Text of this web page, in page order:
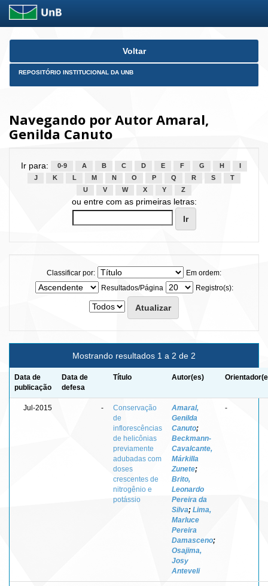
Skip
Voltar
REPOSITÓRIO INSTITUCIONAL DA UNB
Navegando por Autor Amaral,
Genilda Canuto
Ir para: 0-9 A B C D E F G H
J
K L M N O P Q R S
T
U
V W X Y Z
ou entre com as primeiras letras:
Classificar por:
Em ordem:
Resultados/Página
Registro(s):
Mostrando resultados 1 a 2 de 2
Data de
publicação
Data de
defesa
Título Autor(es)
Jul-2015 -
Conservação
de
inflorescências
de helicônias
previamente
adubadas com
doses
crescentes de
nitrogênio e
potássio
Amaral,
Genilda
Canuto;
Beckmann-
Cavalcante,
Márkilla
Zunete;
Brito,
Leonardo
Pereira da
Silva; Lima,
Marluce
Pereira
Damasceno;
Osajima,
Josy
Anteveli
-